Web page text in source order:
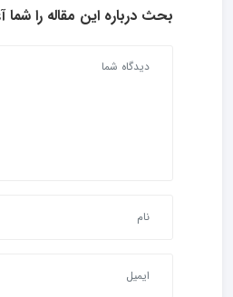
بحث درباره این مقاله را شما